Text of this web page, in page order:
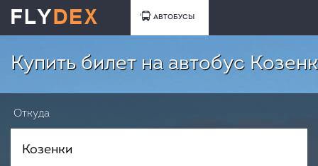
АВТОБУСЫ
Купить билет на автобус
Откуда